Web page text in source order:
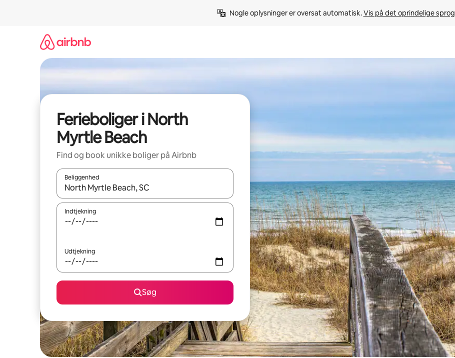
Nogle oplysninger er oversat automatisk. Vis på det oprindelige sprog
Ferieboliger i North
Myrtle Beach
Find og book unikke boliger på Airbnb
Beliggenhed
Når resultaterne er tilgængelige, skal du navigere med piletasterne op og ned eller se mere ved at trykke eller stryge.
Indtjekning
Udtjekning
Søg